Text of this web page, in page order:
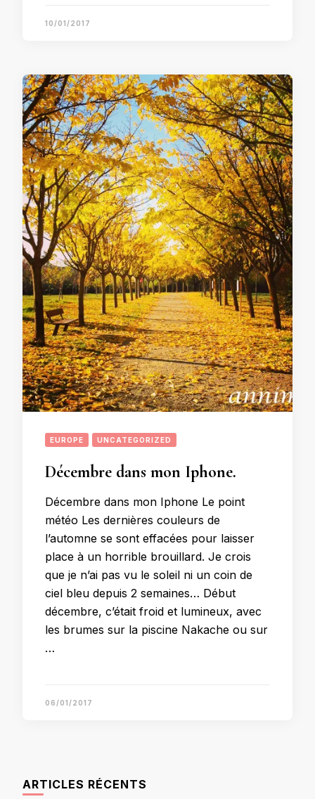
10/01/2017
EUROPE UNCATEGORIZED
Décembre dans mon Iphone.
Décembre dans mon Iphone Le point
météo Les dernières couleurs de
l’automne se sont effacées pour laisser
place à un horrible brouillard. Je crois
que je n’ai pas vu le soleil ni un coin de
ciel bleu depuis 2 semaines… Début
décembre, c’était froid et lumineux, avec
les brumes sur la piscine Nakache ou sur
…
06/01/2017
ARTICLES RÉCENTS